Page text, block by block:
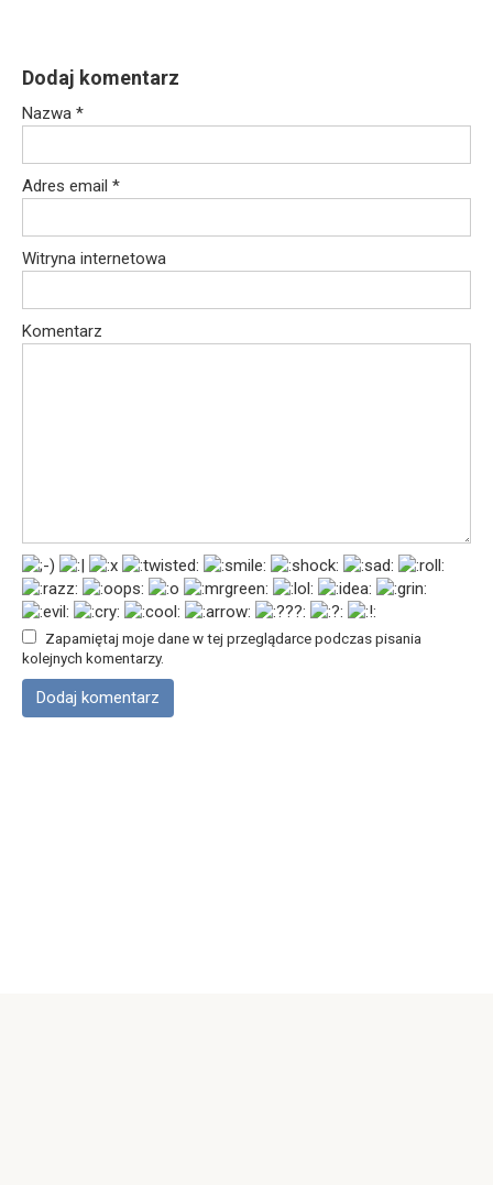
Dodaj komentarz
Nazwa *
Adres email *
Witryna internetowa
Komentarz
Zapamiętaj moje dane w tej przeglądarce podczas pisania
kolejnych komentarzy.